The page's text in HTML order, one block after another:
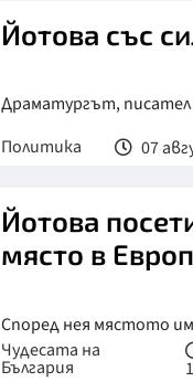
Йотова със
Драматургът, писател
Политика
07
Йотова
място в
Според нея мястото
Чудесата на
България